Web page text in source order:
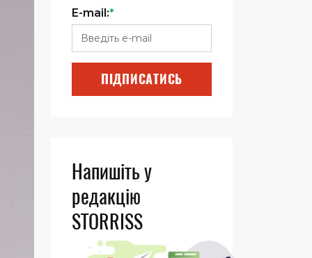
E-mail:*
ПІДПИСАТИСЬ
Напишіть у
редакцію
STORRISS